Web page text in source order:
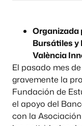
Organizada
Bursátiles y
València
El pasado mes
gravemente la
Fundación de
el apoyo del
con la